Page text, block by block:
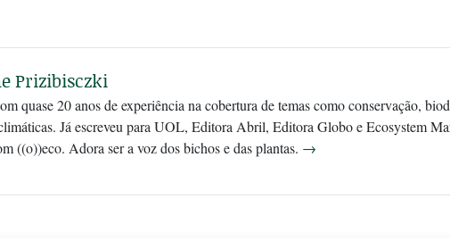
Prizibisczki
quase 20 anos de experiência na cobertura de temas como conservação,
Já escreveu para UOL, Editora Abril, Editora Globo e Ecosystem
((o))eco. Adora ser a voz dos bichos e das plantas. →